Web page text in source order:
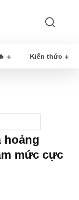
Kiến thức
hoảng
mức cực